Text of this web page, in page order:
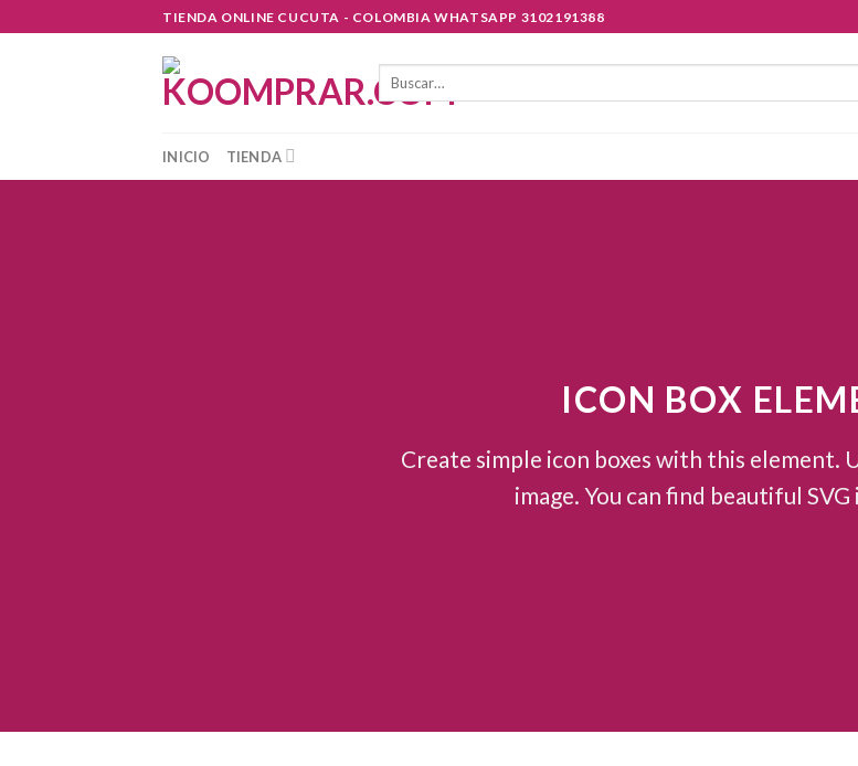
to
TIENDA ONLINE CUCUTA - COLOMBIA WHATSAPP 3102191388
Buscar
INICIO TIENDA
ICON BOX
Create simple icon boxes with this element.
image. You can find beautiful SVG